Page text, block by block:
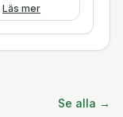
Läs mer
Se alla →